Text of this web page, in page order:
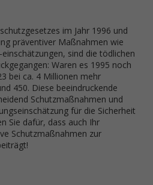
im Jahr 1996 und
präventiver Maßnahmen wie
sind die tödlichen
Waren es 1995 noch
bei ca. 4 Millionen mehr
450. Diese beeindruckende
Schutzmaßnahmen und
für die Sicherheit
Sie dafür, dass auch Ihr
Schutzmaßnahmen zur